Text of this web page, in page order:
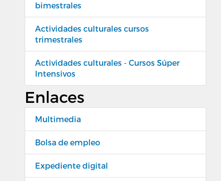
bimestrales
Actividades culturales cursos
trimestrales
Actividades culturales - Cursos Súper
Intensivos
Enlaces
Multimedia
Bolsa de empleo
Expediente digital